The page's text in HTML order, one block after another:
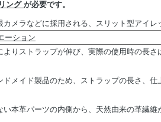
ング が必要です。
メラなどに採用される、スリット型アイレ
ーション
りストラップが伸び、実際の使用時の長さ
メイド製品のため、ストラップの長さ、仕
本革パーツの内側から、天然由来の革繊維